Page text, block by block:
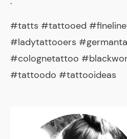
#tatts #tattooed
#ladytattooers
#colognetattoo
#tattoodo #tattooideas